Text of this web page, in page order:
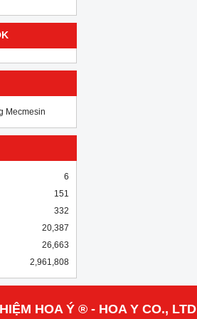
Mecmesin
6
151
332
20,387
26,663
2,961,808
HOA Ý ® - HOA Y CO., LTD